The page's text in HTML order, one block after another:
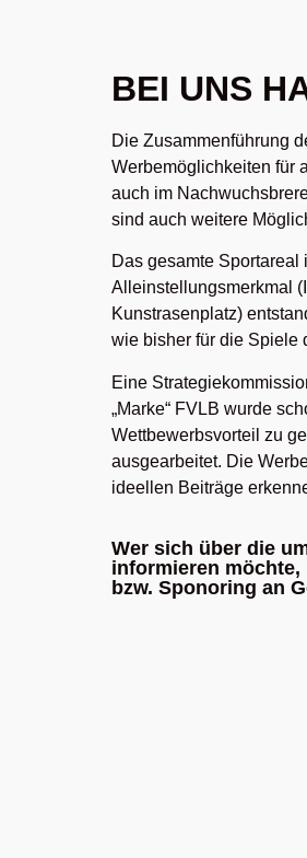
BEI UNS
Die Zusammenführung
Werbemöglichkeiten für
auch im
sind auch weitere
Das gesamte
Alleinstellungsmerkmal
Kunstrasenplatz)
wie bisher für die Spiele
Eine
„Marke“ FVLB wurde
Wettbewerbsvorteil zu
ausgearbeitet. Die
ideellen Beiträge
Wer sich über die
informieren
bzw. Sponoring an